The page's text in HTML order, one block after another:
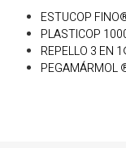
ESTUCOP
PLASTICOP
REPELLO 3 EN
PEGAMÁRMOL